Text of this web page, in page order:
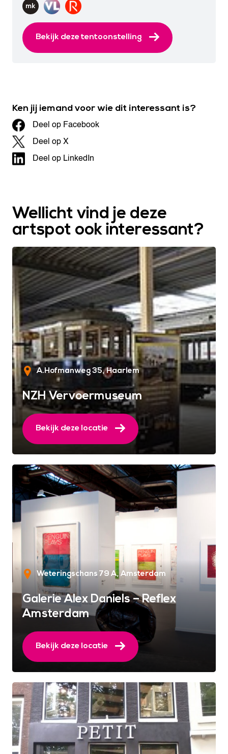
Bekijk deze tentoonstelling
Ken jij iemand voor wie dit interessant is?
Deel op Facebook
Deel op X
Deel op LinkedIn
Wellicht vind je deze
artspot ook interessant?
A.Hofmanweg 35 Haarlem
NZH Vervoermuseum
Bekijk deze locatie
Weteringschans 79 A Amsterdam
Galerie Alex Daniels – Reflex
Amsterdam
Bekijk deze locatie